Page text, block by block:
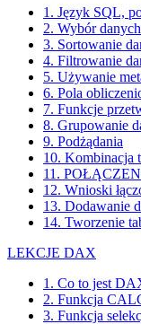
1. Język SQL,
2. Wybór
3. Sortowanie
4. Filtrowanie
5. Używanie
6. Pola
7. Funkcje
8. Grupowanie
9. Podżądania
10. Kombinacja
11.
12. Wnioski
13. Dodawanie
14. Tworzenie
LEKCJE DAX
1. Co to jest
2. Funkcja
3. Funkcja